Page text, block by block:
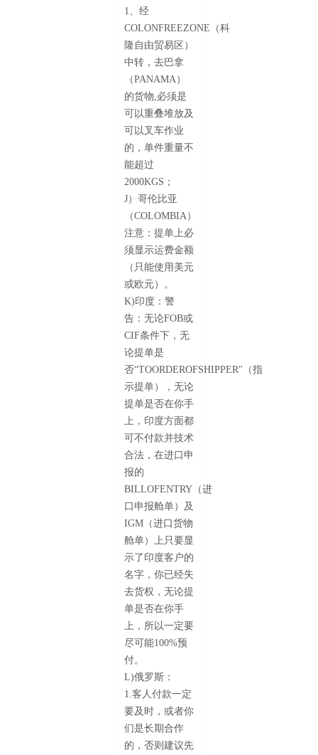
1、经
COLONFREEZONE（科
隆自由贸易区）
中转，去巴拿
（PANAMA）
的货物,必须是
可以重叠堆放及
可以叉车作业
的，单件重量不
能超过
2000KGS；
J）哥伦比亚
（COLOMBIA）
注意：提单上必
须显示运费金额
（只能使用美元
或欧元）。
K)印度：警
告：无论FOB或
CIF条件下，无
论提单是
否“TOORDEROFSHIPPER"（指
示提单），无论
提单是否在你手
上，印度方面都
可不付款并技术
合法，在进口申
报的
BILLOFENTRY（进
口申报舱单）及
IGM（进口货物
舱单）上只要显
示了印度客户的
名字，你已经失
去货权，无论提
单是否在你手
上，所以一定要
尽可能100%预
付。
L)俄罗斯：
1.客人付款一定
要及时，或者你
们是长期合作
的，否则建议先